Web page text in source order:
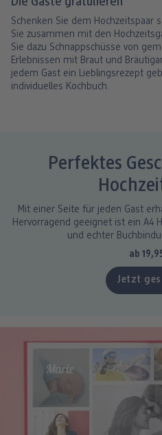
Schenken Sie dem Hochzeitspaar
Sie zusammen mit den
Sie dazu Schnappschüsse von
Erlebnissen mit Braut und
jedem Gast ein Lieblingsrezept
individuelles Kochbuch.
Perfektes
Mit einer Seite für jeden Gast
Hervorragend geeignet ist ein A4
und echter
ab
Jetzt